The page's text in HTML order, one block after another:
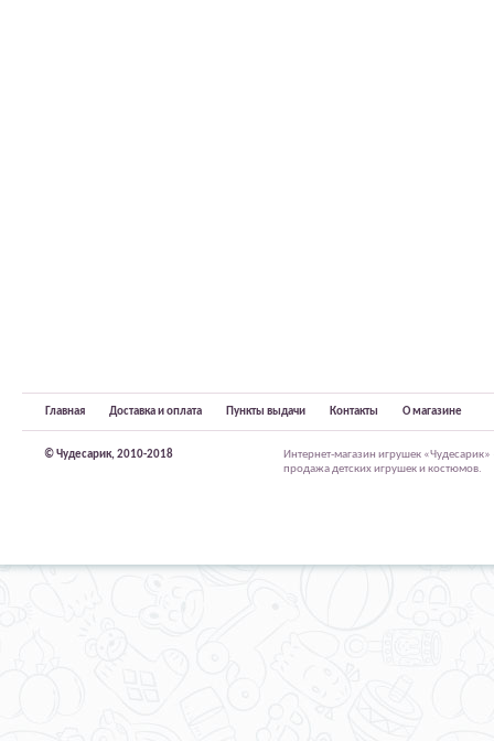
Главная Доставка и оплата Пункты выдачи Контакты О магазине
© Чудесарик, 2010-2018
Интернет-магазин игрушек
продажа детских игрушек и костюмов.